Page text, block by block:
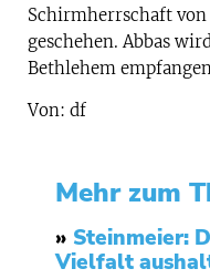
Schirmherrschaft
geschehen. Abbas
Bethlehem
Von: df
Mehr zum
» Steinmeier:
Vielfalt